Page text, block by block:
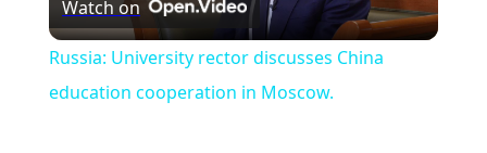
Video
Watch on
Russia: University rector discusses China
education cooperation in Moscow.